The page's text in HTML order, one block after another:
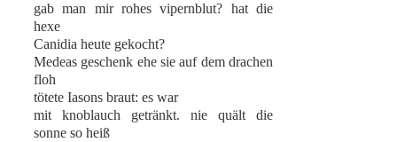
gab man mir rohes vipernblut? hat die
hexe
Canidia heute gekocht?
Medeas geschenk ehe sie auf dem drachen
floh
tötete Iasons braut: es war
mit knoblauch getränkt. nie quält die
sonne so heiß